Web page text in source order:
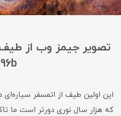
96b
این اولین طیف از اتمسفر
که هزار سال نوری دورتر است ما